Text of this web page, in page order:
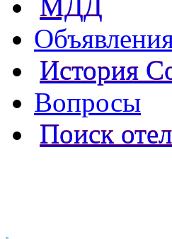
МДД
История
Вопросы
Поиск